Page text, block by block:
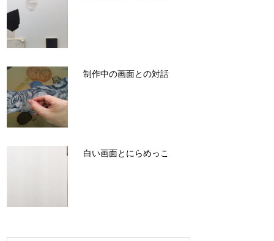
制作中の画面との対話
白い画面とにらめっこ